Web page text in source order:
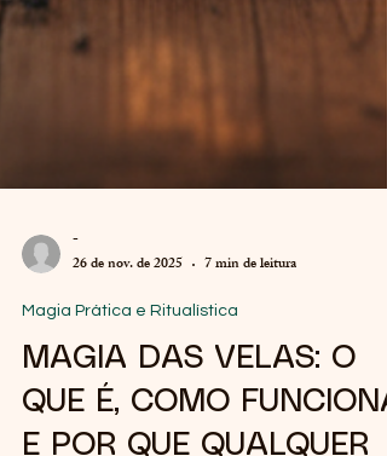
-
Magia Prática e Ritualística
MAGIA DAS VELAS: O